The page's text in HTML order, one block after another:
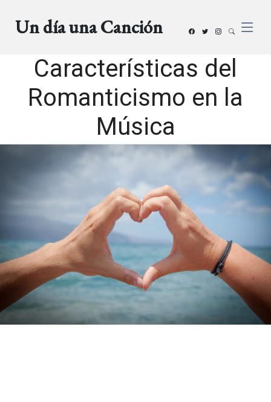
Un día una Canción
Características del
Romanticismo en la
Música